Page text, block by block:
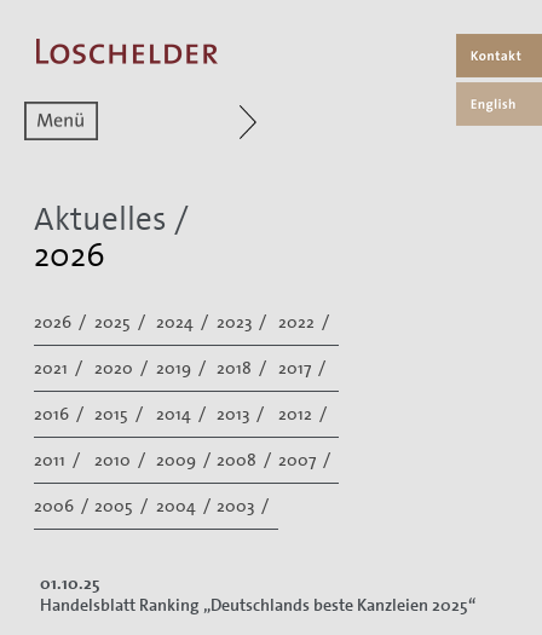
Zum aktuellen Menüpunkt
Aktuelles /
2026
2026 / 2025 / 2024 / 2023 / 2022 /
2021 / 2020 / 2019 / 2018 / 2017 /
2016 / 2015 / 2014 / 2013 / 2012 /
2011 / 2010 / 2009 / 2008 / 2007 /
2006 / 2005 / 2004 / 2003 /
01.10.25
Handelsblatt Ranking „Deutschlands beste Kanzleien 2025“